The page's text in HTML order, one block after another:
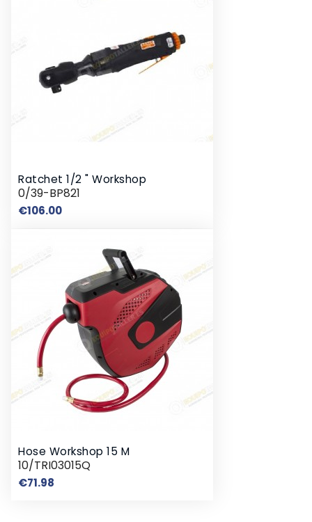
Ratchet 1/2 " Workshop
0/39-BP821
€106.00Price
Hose Workshop 15 M
10/TRI03015Q
€71.98